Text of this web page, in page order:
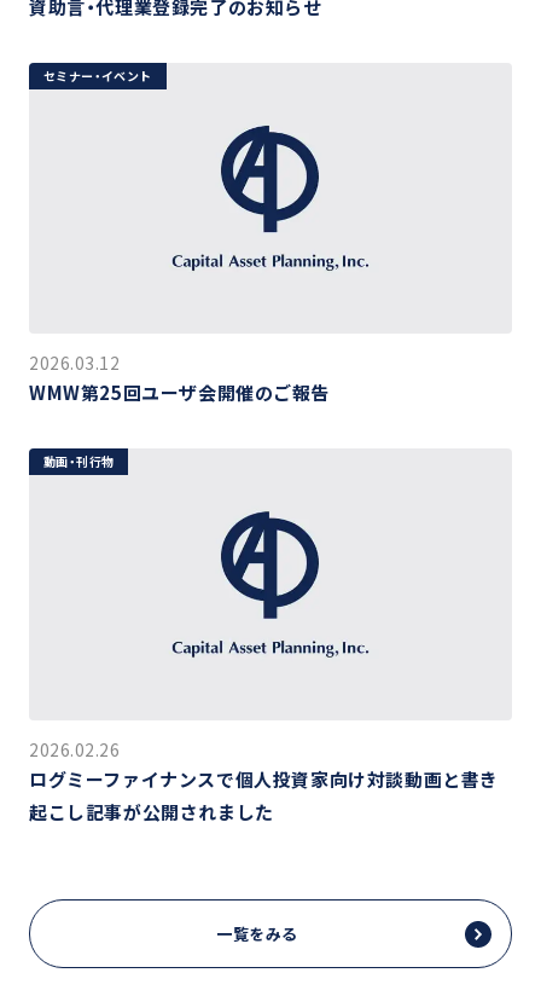
資助言・代理業登録完了のお知らせ
セミナー・イベント
2026.03.12
WMW第25回ユーザ会開催のご報告
動画・刊行物
2026.02.26
ログミーファイナンスで個人投資家向け対談動画と書き
起こし記事が公開されました
一覧をみる